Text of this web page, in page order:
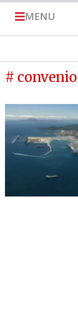
MENU
# convenio